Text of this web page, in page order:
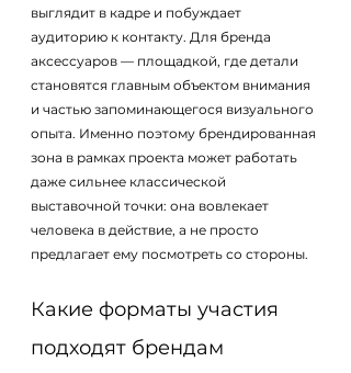
выглядит в кадре и побуждает
аудиторию к контакту. Для бренда
аксессуаров — площадкой, где детали
становятся главным объектом внимания
и частью запоминающегося визуального
опыта. Именно поэтому брендированная
зона в рамках проекта может работать
даже сильнее классической
выставочной точки: она вовлекает
человека в действие, а не просто
предлагает ему посмотреть со стороны.
Какие форматы участия
подходят брендам